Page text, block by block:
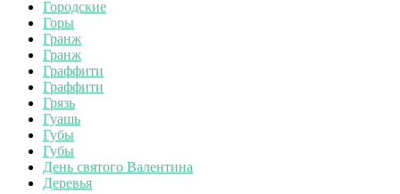
Городские
Горы
Гранж
Гранж
Граффити
Граффити
Грязь
Гуашь
Губы
Губы
День святого Валентина
Деревья